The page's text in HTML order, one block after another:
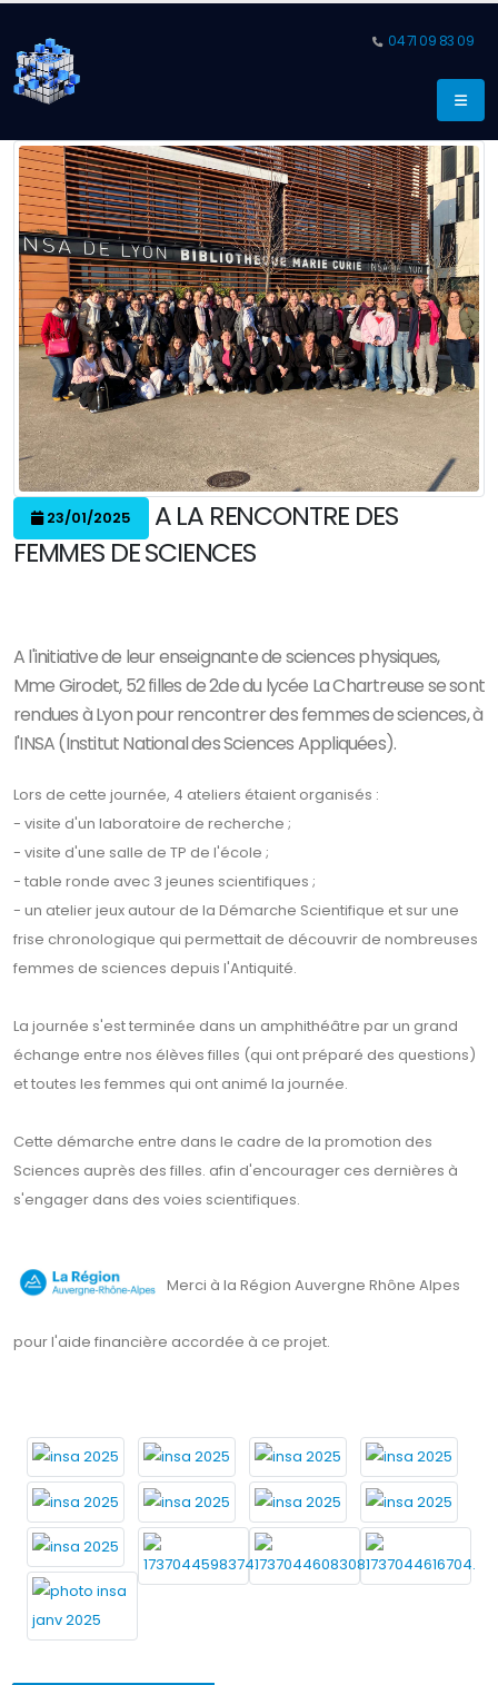
04 71 09 83 09
23/01/2025
A LA RENCONTRE DES
FEMMES DE SCIENCES
A l'initiative de leur enseignante de sciences physiques,
Mme Girodet, 52 filles de 2de du lycée La Chartreuse se sont
rendues à Lyon pour rencontrer des femmes de sciences, à
l'INSA (Institut National des Sciences Appliquées).
Lors de cette journée, 4 ateliers étaient organisés :
- visite d'un laboratoire de recherche ;
- visite d'une salle de TP de l'école ;
- table ronde avec 3 jeunes scientifiques ;
- un atelier jeux autour de la Démarche Scientifique et sur une
frise chronologique qui permettait de découvrir de nombreuses
femmes de sciences depuis l'Antiquité.
La journée s'est terminée dans un amphithéâtre par un grand
échange entre nos élèves filles (qui ont préparé des questions)
et toutes les femmes qui ont animé la journée.
Cette démarche entre dans le cadre de la promotion des
Sciences auprès des filles. afin d'encourager ces dernières à
s'engager dans des voies scientifiques.
Merci à la Région Auvergne Rhône Alpes
pour l'aide financière accordée à ce projet.